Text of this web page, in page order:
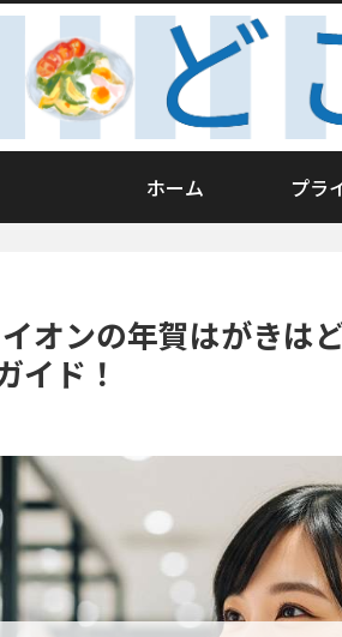
ホーム プラ
イオンの年賀はがきは
イド！